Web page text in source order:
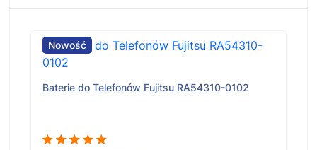
Nowość
Baterie do Telefonów Fujitsu RA54310-0102